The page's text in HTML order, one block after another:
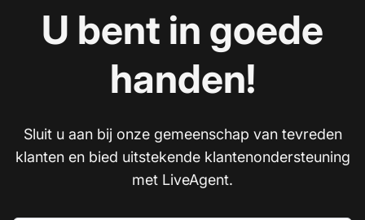
U bent in goede
handen!
Sluit u aan bij onze gemeenschap van tevreden
klanten en bied uitstekende klantenondersteuning
met LiveAgent.